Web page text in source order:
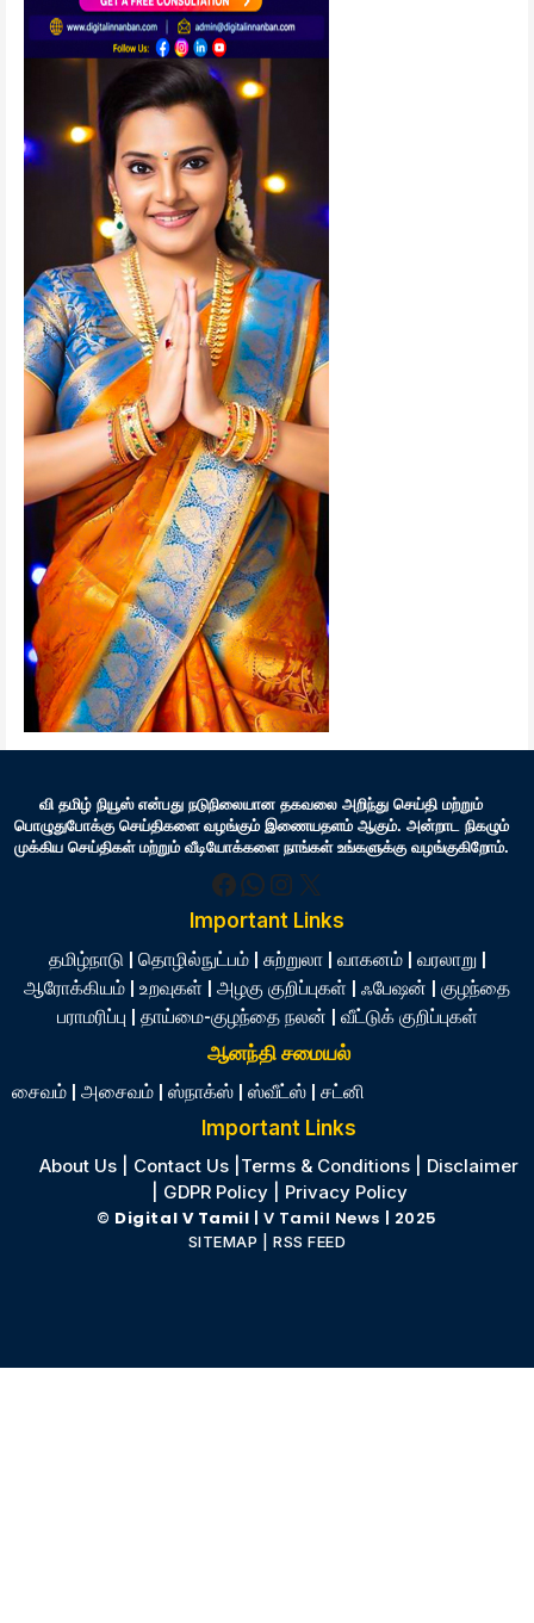
வி தமிழ் நியூஸ் என்பது நடுநிலையான தகவலை அறிந்து செய்தி மற்றும்
பொழுதுபோக்கு செய்திகளை வழங்கும் இணையதளம் ஆகும். அன்றாட நிகழும்
முக்கிய செய்திகள் மற்றும் வீடியோக்களை நாங்கள் உங்களுக்கு வழங்குகிறோம்.
Facebook
WhatsApp
Instagram
X
Important Links
தமிழ்நாடு | தொழில்நுட்பம்| சுற்றுலா| வாகனம்| வரலாறு |
ஆரோக்கியம் | உறவுகள் | அழகு குறிப்புகள் | ஃபேஷன் | குழந்தை
பராமரிப்பு | தாய்மை-குழந்தை நலன் | வீட்டுக் குறிப்புகள்
ஆனந்தி சமையல்
சைவம் | அசைவம் | ஸ்நாக்ஸ் | ஸ்வீட்ஸ் | சட்னி
Important Links
About Us Contact Us Terms & Conditions
Disclaimer
GDPR Policy| Privacy Policy
© Digital V Tamil | V Tamil News | 2025
SITEMAP |RSS FEED